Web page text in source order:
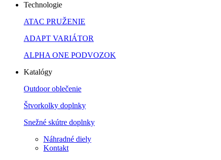
Technologie
ATAC PRUŽENIE
ADAPT VARIÁTOR
ALPHA ONE PODVOZOK
Katalógy
Outdoor oblečenie
Štvorkolky doplnky
Snežné skútre doplnky
Náhradné diely
Kontakt